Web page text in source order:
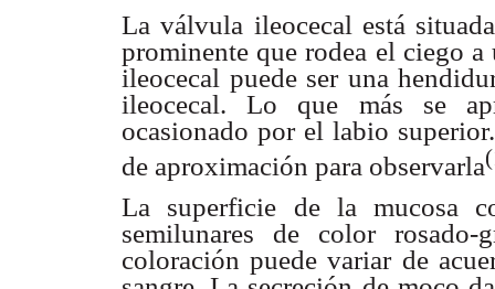
La válvula ileocecal está
prominente que rodea el ciego
ileocecal puede ser una
ileocecal. Lo que más se
ocasionado por el labio
de aproximación para observarla
La superficie de la mucosa
semilunares de color
coloración puede variar de